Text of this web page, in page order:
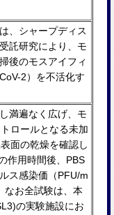
、シャープディス
託研究により、モ
後のモスアイフィ
2）を不活化す
満遍なく広げ、モ
ロールとなる未加
⾯の乾燥を確認し
作⽤時間後、PBS
ス感染価（PFU/m
なお全試験は、本
の実験施設にお